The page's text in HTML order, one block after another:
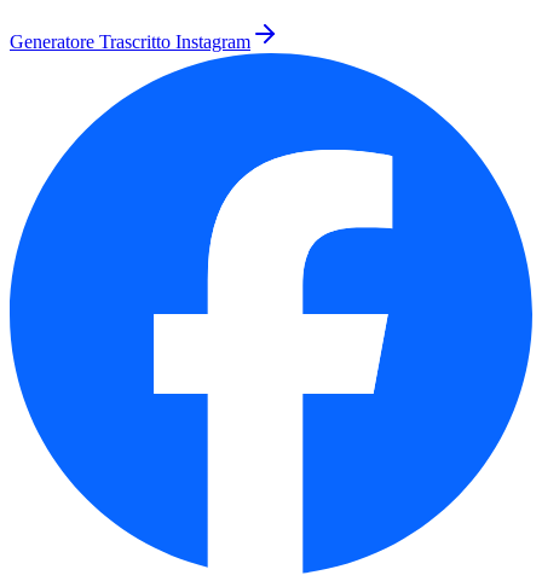
Generatore Trascritto Instagram